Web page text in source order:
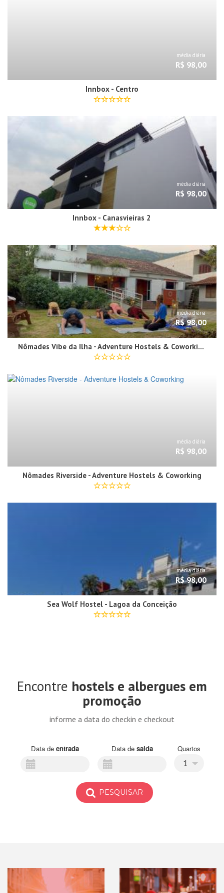
média diária
R$ 98,00
Innbox - Centro
média diária
R$ 98,00
Innbox - Canasvieiras 2
média diária
R$ 98,00
Nômades Vibe da Ilha - Adventure Hostels & Coworking
média diária
R$ 98,00
Nômades Riverside - Adventure Hostels & Coworking
média diária
R$ 98,00
Sea Wolf Hostel - Lagoa da Conceição
Encontre hostels e albergues em
promoção
informe a data do checkin e checkout
Data de entrada Data de saida Quartos
1
PESQUISAR